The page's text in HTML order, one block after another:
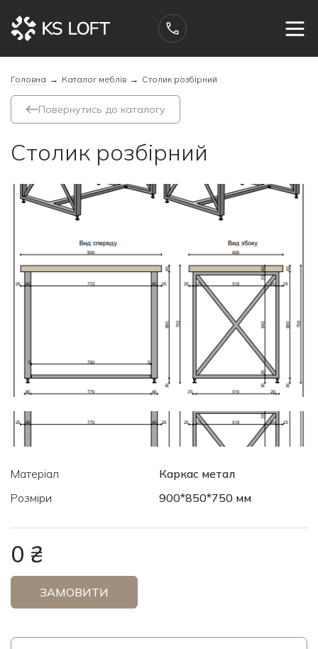
Головна → Каталог меблів → Столик розбірний
Повернутись до каталогу
Столик розбірний
Матеріал
Каркас метал
Розміри
900*850*750 мм
0 ₴
ЗАМОВИТИ